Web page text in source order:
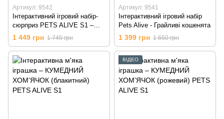
Артикул: 9542
Інтерактивний ігровий набір-
сюрприз PETS ALIVE S1 –
ЦУЦЕНЯТА-БЕШКЕТНИКИ (в
1 449 грн 1 745 грн
Артикул: 9541
Інтерактивний ігровий набір
Pets Alive - Грайливі кошенята
1 399 грн 1 650 грн
ВІДЕО